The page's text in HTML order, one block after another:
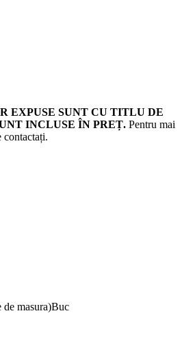
EXPUSE SUNT CU TITLU DE
INCLUSE ÎN PREȚ. Pentru mai
contactați.
de masura)Buc